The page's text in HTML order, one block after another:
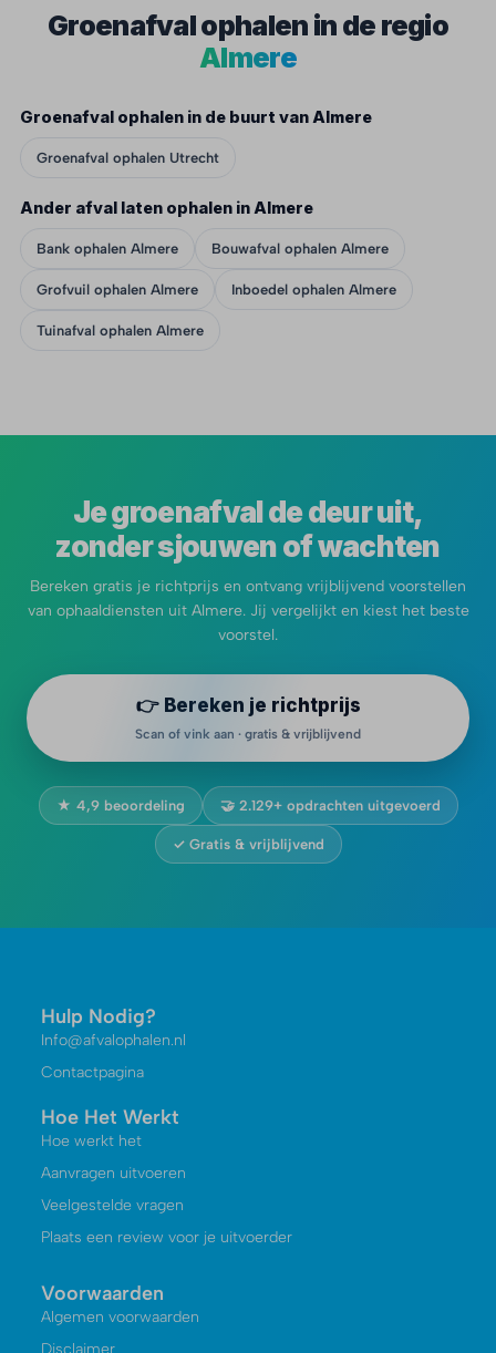
Groenafval ophalen in de regio
Almere
Groenafval ophalen in de buurt van Almere
Groenafval ophalen Utrecht
Ander afval laten ophalen in Almere
Bank ophalen Almere Bouwafval ophalen Almere
Grofvuil ophalen Almere Inboedel ophalen Almere
Tuinafval ophalen Almere
Je groenafval de deur uit,
zonder sjouwen of wachten
Bereken gratis je richtprijs en ontvang vrijblijvend voorstellen
van ophaaldiensten uit Almere. Jij vergelijkt en kiest het beste
voorstel.
👉 Bereken je richtprijs
Scan of vink aan · gratis & vrijblijvend
★ 4,9 beoordeling 🤝 2.129+ opdrachten uitgevoerd
✓ Gratis & vrijblijvend
Hulp Nodig?
Info@afvalophalen.nl
Contactpagina
Hoe Het Werkt
Hoe werkt het
Aanvragen uitvoeren
Veelgestelde vragen
Plaats een review voor je uitvoerder
Voorwaarden
Algemen voorwaarden
Disclaimer